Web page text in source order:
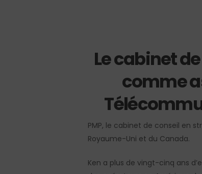
Hit enter to search or ESC to close
Le cabinet
comme
PMP, le cabinet de conseil en
Royaume-Uni et du Canada.
Ken a plus de vingt-cinq ans